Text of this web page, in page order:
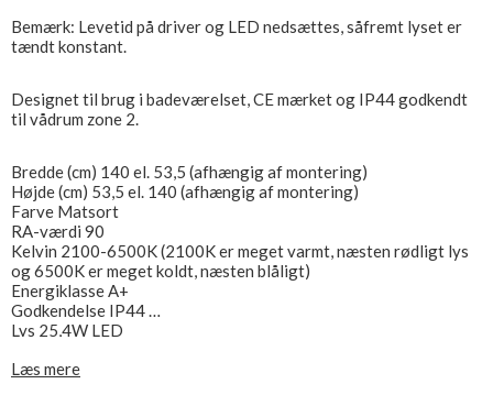
Bemærk: Levetid på driver og LED nedsættes, såfremt lyset er
tændt konstant.
Designet til brug i badeværelset, CE mærket og IP44 godkendt
til vådrum zone 2.
Bredde (cm) 140 el. 53,5 (afhængig af montering)
Højde (cm) 53,5 el. 140 (afhængig af montering)
Farve Matsort
RA-værdi 90
Kelvin 2100-6500K (2100K er meget varmt, næsten rødligt lys
og 6500K er meget koldt, næsten blåligt)
Energiklasse A+
Godkendelse IP44
Lys 25,4W LED
Leveres inkl. vægbeslag
Læs mere